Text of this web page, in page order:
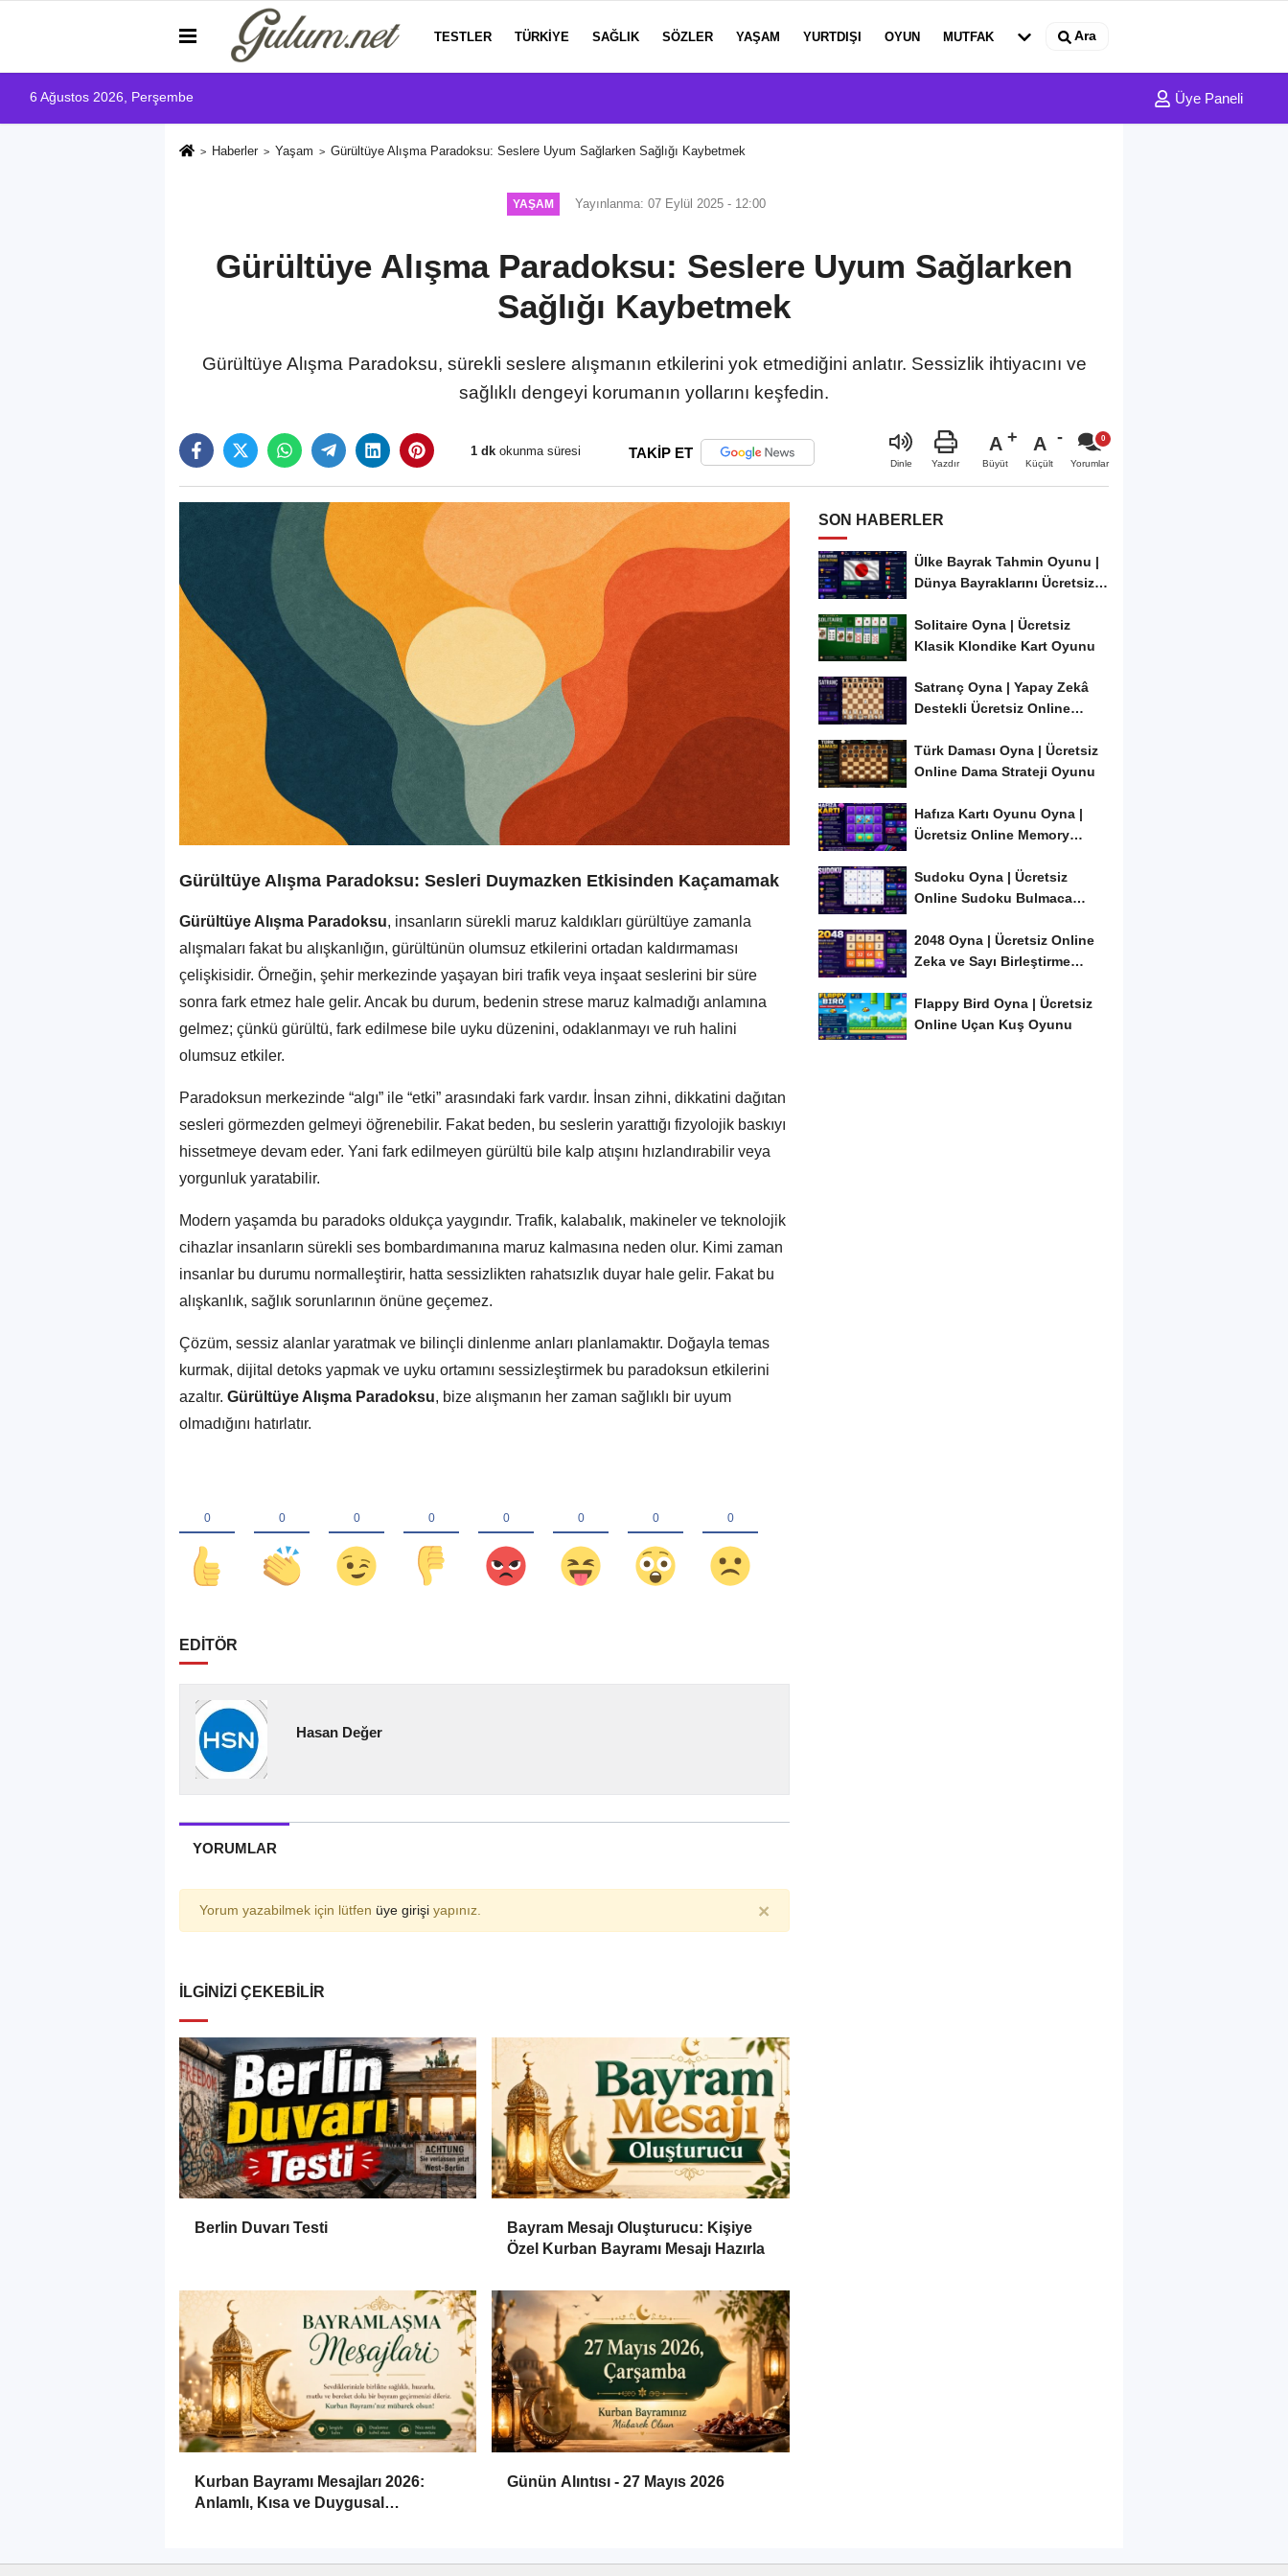
TESTLER TÜRKIYE SAĞLIK SÖZLER YAŞAM YURTDIŞI OYUN MUTFAK Ara
6 Ağustos 2026, Perşembe Üye Paneli
Haberler Yaşam Gürültüye Alışma Paradoksu: Seslere Uyum Sağlarken Sağlığı Kaybetmek
YAŞAM Yayınlanma: 07 Eylül 2025 - 12:00
Gürültüye Alışma Paradoksu: Seslere Uyum Sağlarken
Sağlığı Kaybetmek
Gürültüye Alışma Paradoksu, sürekli seslere alışmanın etkilerini yok etmediğini anlatır. Sessizlik ihtiyacını ve
sağlıklı dengeyi korumanın yollarını keşfedin.
1 dk okunma süresi TAKİP ET
Dinle Yazdır
A
Büyüt
A
Küçült Yorumlar
Gürültüye Alışma Paradoksu: Sesleri Duymazken Etkisinden Kaçamamak
Gürültüye Alışma Paradoksu, insanların sürekli maruz kaldıkları gürültüye zamanla
alışmaları fakat bu alışkanlığın, gürültünün olumsuz etkilerini ortadan kaldırmaması
çelişkisidir. Örneğin, şehir merkezinde yaşayan biri trafik veya inşaat seslerini bir süre
sonra fark etmez hale gelir. Ancak bu durum, bedenin strese maruz kalmadığı anlamına
gelmez; çünkü gürültü, fark edilmese bile uyku düzenini, odaklanmayı ve ruh halini
olumsuz etkiler.
Paradoksun merkezinde “algı” ile “etki” arasındaki fark vardır. İnsan zihni, dikkatini dağıtan
sesleri görmezden gelmeyi öğrenebilir. Fakat beden, bu seslerin yarattığı fizyolojik baskıyı
hissetmeye devam eder. Yani fark edilmeyen gürültü bile kalp atışını hızlandırabilir veya
yorgunluk yaratabilir.
Modern yaşamda bu paradoks oldukça yaygındır. Trafik, kalabalık, makineler ve teknolojik
cihazlar insanların sürekli ses bombardımanına maruz kalmasına neden olur. Kimi zaman
insanlar bu durumu normalleştirir, hatta sessizlikten rahatsızlık duyar hale gelir. Fakat bu
alışkanlık, sağlık sorunlarının önüne geçemez.
Çözüm, sessiz alanlar yaratmak ve bilinçli dinlenme anları planlamaktır. Doğayla temas
kurmak, dijital detoks yapmak ve uyku ortamını sessizleştirmek bu paradoksun etkilerini
azaltır. Gürültüye Alışma Paradoksu, bize alışmanın her zaman sağlıklı bir uyum
olmadığını hatırlatır.
EDİTÖR
Hasan Değer
YORUMLAR
Yorum yazabilmek için lütfen üye girişi yapınız. ×
İLGINIZI ÇEKEBILIR
Berlin Duvarı Testi
Bayram Mesajı Oluşturucu: Kişiye
Özel Kurban Bayramı Mesajı Hazırla
Kurban Bayramı Mesajları 2026:
Anlamlı, Kısa ve Duygusal
Günün Alıntısı - 27 Mayıs 2026
SON HABERLER
Ülke Bayrak Tahmin Oyunu |
Dünya Bayraklarını Ücretsiz
Solitaire Oyna | Ücretsiz
Klasik Klondike Kart Oyunu
Satranç Oyna | Yapay Zekâ
Destekli Ücretsiz Online
Türk Daması Oyna | Ücretsiz
Online Dama Strateji Oyunu
Hafıza Kartı Oyunu Oyna |
Ücretsiz Online Memory
Sudoku Oyna | Ücretsiz
Online Sudoku Bulmaca
2048 Oyna | Ücretsiz Online
Zeka ve Sayı Birleştirme
Flappy Bird Oyna | Ücretsiz
Online Uçan Kuş Oyunu